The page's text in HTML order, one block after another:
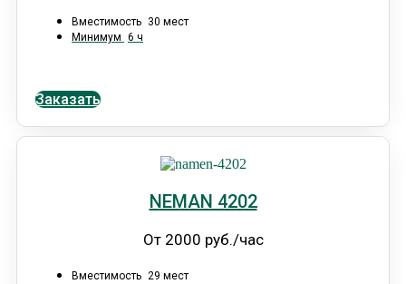
Вместимость 30 мест
Минимум 6 ч
Заказать
NEMAN 4202
От 2000 руб./час
Вместимость 29 мест